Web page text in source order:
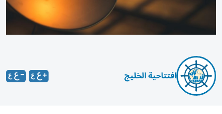
افتتاحية الخليج